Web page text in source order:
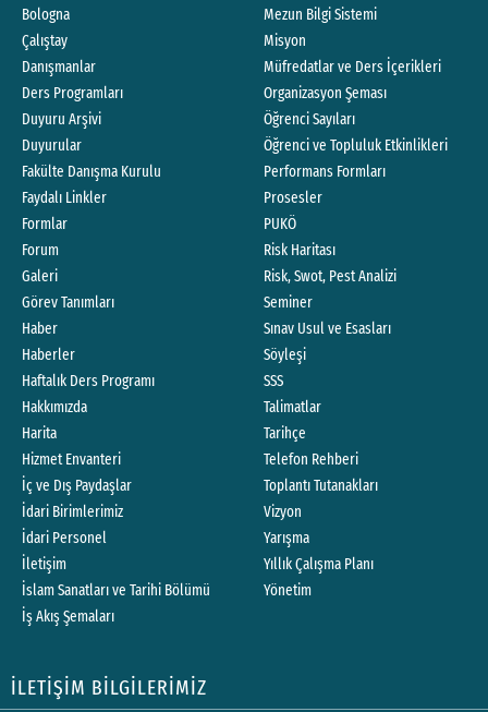
Bologna
Çalıştay
Danışmanlar
Ders Programları
Duyuru Arşivi
Duyurular
Fakülte Danışma Kurulu
Faydalı Linkler
Formlar
Forum
Galeri
Görev Tanımları
Haber
Haberler
Haftalık Ders Programı
Hakkımızda
Harita
Hizmet Envanteri
İç ve Dış Paydaşlar
İdari Birimlerimiz
İdari Personel
İletişim
İslam Sanatları ve Tarihi Bölümü
İş Akış Şemaları
Mezun Bilgi Sistemi
Misyon
Müfredatlar ve Ders İçerikleri
Organizasyon Şeması
Öğrenci Sayıları
Öğrenci ve Topluluk Etkinlikleri
Performans Formları
Prosesler
PUKÖ
Risk Haritası
Risk, Swot, Pest Analizi
Seminer
Sınav Usul ve Esasları
Söyleşi
SSS
Talimatlar
Tarihçe
Telefon Rehberi
Toplantı Tutanakları
Vizyon
Yarışma
Yıllık Çalışma Planı
Yönetim
İLETİŞİM BİLGİLERİMİZ